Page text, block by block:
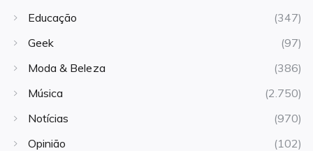
Educação
(347)
Geek
(97)
Moda & Beleza
(386)
Música
(2.750)
Notícias
(970)
Opinião
(102)